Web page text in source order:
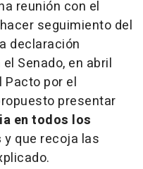
reunión con el
seguimiento del
declaración
Senado, en abril
Pacto por el
presentar
en todos los
y que recoja las